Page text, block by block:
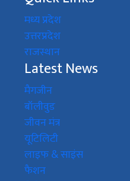
मध्य प्रदेश
उत्तरप्रदेश
राजस्थान
Latest News
मैगजीन
बॉलीवुड
जीवन मंत्र
यूटिलिटी
लाइफ & साइंस
फैशन